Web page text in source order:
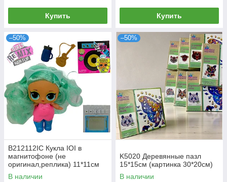
Купить Купить
–50%
B212112IC Кукла IOI в
магнитофоне (не
оригинал,реплика) 11*11см
В наличии
–50%
K5020 Деревянные пазл
15*15см (картинка 30*20см)
В наличии